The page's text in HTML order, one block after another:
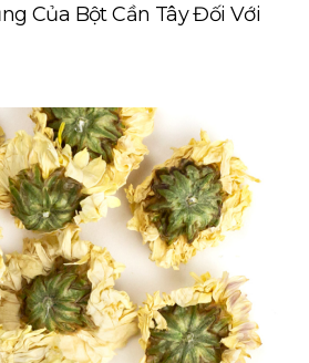
Của Bột Cần Tây Đối Với